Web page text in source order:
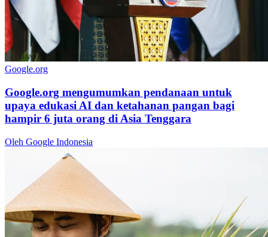
Google.org
Google.org mengumumkan pendanaan untuk
upaya edukasi AI dan ketahanan pangan bagi
hampir 6 juta orang di Asia Tenggara
Oleh Google Indonesia